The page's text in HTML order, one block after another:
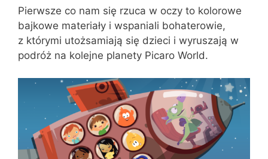
Pierwsze co nam się rzuca w oczy to kolorowe
bajkowe materiały i wspaniali bohaterowie,
z którymi utożsamiają się dzieci i wyruszają w
podróż na kolejne planety Picaro World.